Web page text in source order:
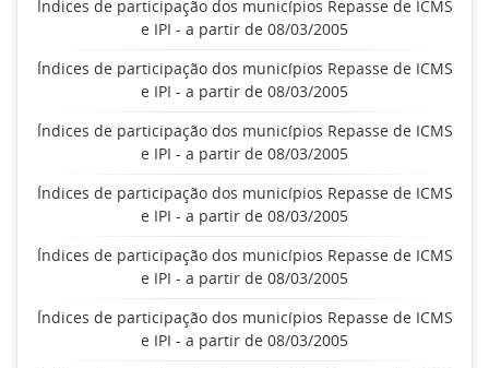
Índices de participação dos municípios Repasse de ICMS
e IPI - a partir de 08/03/2005
Índices de participação dos municípios Repasse de ICMS
e IPI - a partir de 08/03/2005
Índices de participação dos municípios Repasse de ICMS
e IPI - a partir de 08/03/2005
Índices de participação dos municípios Repasse de ICMS
e IPI - a partir de 08/03/2005
Índices de participação dos municípios Repasse de ICMS
e IPI - a partir de 08/03/2005
Índices de participação dos municípios Repasse de ICMS
e IPI - a partir de 08/03/2005